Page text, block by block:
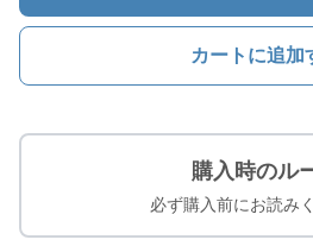
カートに追加
購入時のル
必ず購入前にお読み